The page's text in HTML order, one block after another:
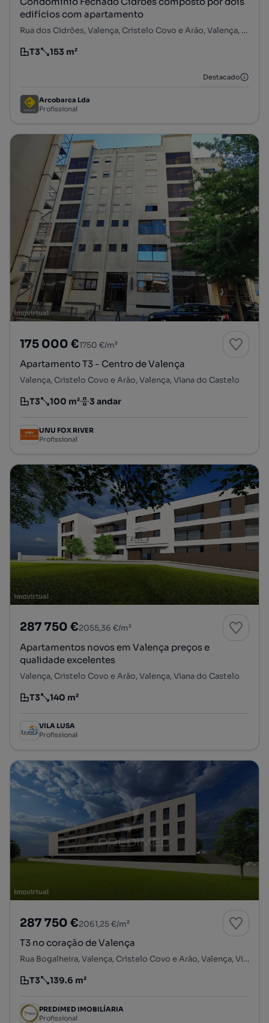
edifícios com apartamento
Rua dos Cidrões, Valença, Cristelo Covo e Arão, Valença, Viana do Castelo
Tipologia
T3
Preço por metro quadrado
153 m²
Destacado
Arcobarca Lda
Profissional
175 000 €1750 €/m²
Apartamento T3 - Centro de Valença
Valença, Cristelo Covo e Arão, Valença, Viana do Castelo
Tipologia
T3
Preço por metro quadrado
100 m²
Andar 3 andar
UNU FOX RIVER
Profissional
287 750 €2055,36 €/m²
Apartamentos novos em Valença preços e
qualidade excelentes
Valença, Cristelo Covo e Arão, Valença, Viana do Castelo
Tipologia
T3
Preço por metro quadrado
140 m²
VILA LUSA
Profissional
287 750 €2061,25 €/m²
T3 no coração de Valença
Rua Bogalheira, Valença, Cristelo Covo e Arão, Valença, Viana do Castelo
Tipologia
T3
Preço por metro quadrado
139.6 m²
PREDIMED IMOBILÍARIA
Profissional